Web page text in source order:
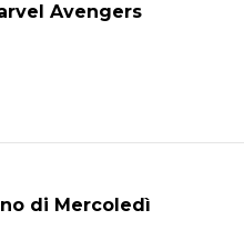
Avengers
di Mercoledì